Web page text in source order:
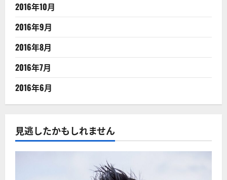
2016年10月
2016年9月
2016年8月
2016年7月
2016年6月
見逃したかもしれません